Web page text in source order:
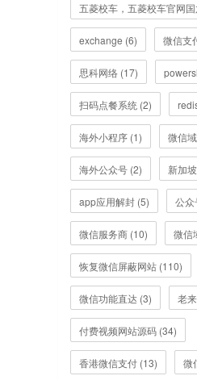
五菱校车，五菱校车官网
exchange (6) 微信支
思科网络 (17)
扫码点餐系统 (2)
海外小程序 (1) 微信
海外公众号 (2) 新加
app应用解封 (5) 公众
微信服务商 (10) 微信
恢复微信屏蔽网站 (110)
微信功能直达 (3) 老
付费视频网站源码 (34)
香港微信支付 (13) 微